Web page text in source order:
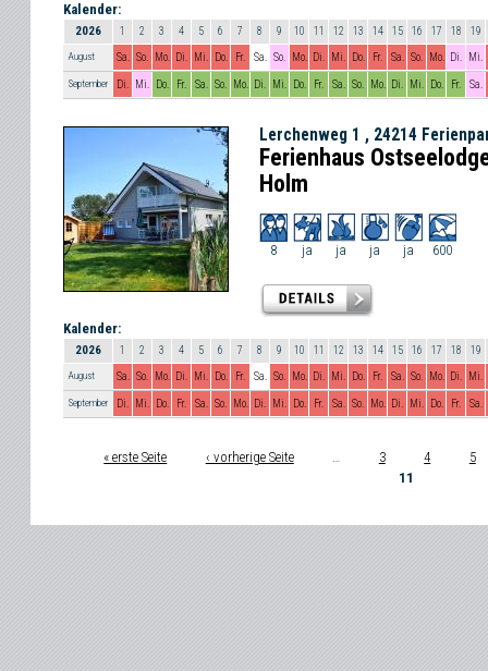
Kalender:
2026 1 2 3 4 5 6 7 8 9 10 11 12 13 14 15 16 17 18 19
August Sa. So. Mo. Di. Mi. Do. Fr. Sa. So. Mo. Di. Mi. Do. Fr. Sa. So. Mo. Di. Mi.
September Di. Mi. Do. Fr. Sa. So. Mo. Di. Mi. Do. Fr. Sa. So. Mo. Di. Mi. Do. Fr. Sa.
Lerchenweg 1 , 24214
Ferienhaus
Holm
8 ja ja ja ja 600
Kalender:
2026 1 2 3 4 5 6 7 8 9 10 11 12 13 14 15 16 17 18 19
August Sa. So. Mo. Di. Mi. Do. Fr. Sa. So. Mo. Di. Mi. Do. Fr. Sa. So. Mo. Di. Mi.
September Di. Mi. Do. Fr. Sa. So. Mo. Di. Mi. Do. Fr. Sa. So. Mo. Di. Mi. Do. Fr. Sa.
Seiten« erste Seite ‹ vorherige Seite 3 4
5
11